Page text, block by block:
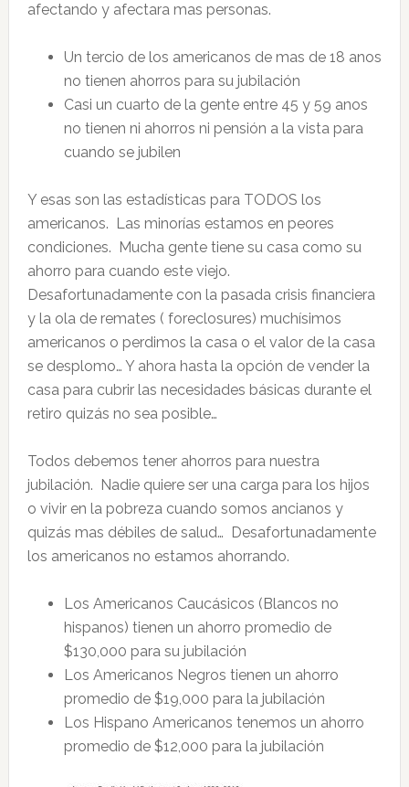
afectando y afectara mas personas.
Un tercio de los americanos de mas de 18 anos
no tienen ahorros para su jubilación
Casi un cuarto de la gente entre 45 y 59 anos
no tienen ni ahorros ni pensión a la vista para
cuando se jubilen
Y esas son las estadísticas para TODOS los
americanos. Las minorías estamos en peores
condiciones. Mucha gente tiene su casa como su
ahorro para cuando este viejo.
Desafortunadamente con la pasada crisis financiera
y la ola de remates ( foreclosures) muchísimos
americanos o perdimos la casa o el valor de la casa
se desplomo… Y ahora hasta la opción de vender la
casa para cubrir las necesidades básicas durante el
retiro quizás no sea posible…
Todos debemos tener ahorros para nuestra
jubilación. Nadie quiere ser una carga para los hijos
o vivir en la pobreza cuando somos ancianos y
quizás mas débiles de salud… Desafortunadamente
los americanos no estamos ahorrando.
Los Americanos Caucásicos (Blancos no
hispanos) tienen un ahorro promedio de
$130,000 para su jubilación
Los Americanos Negros tienen un ahorro
promedio de $19,000 para la jubilación
Los Hispano Americanos tenemos un ahorro
promedio de $12,000 para la jubilación